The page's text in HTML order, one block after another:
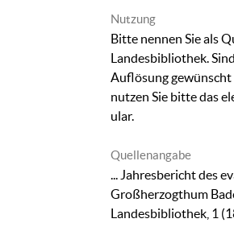
Nutzung
Bitte nennen Sie als
Landesbibliothek.
Auflösung
nutzen Sie bitte das
ular.
Quellenangabe
... Jahresbericht des
Großherzogthum
Landesbibliothek, 1